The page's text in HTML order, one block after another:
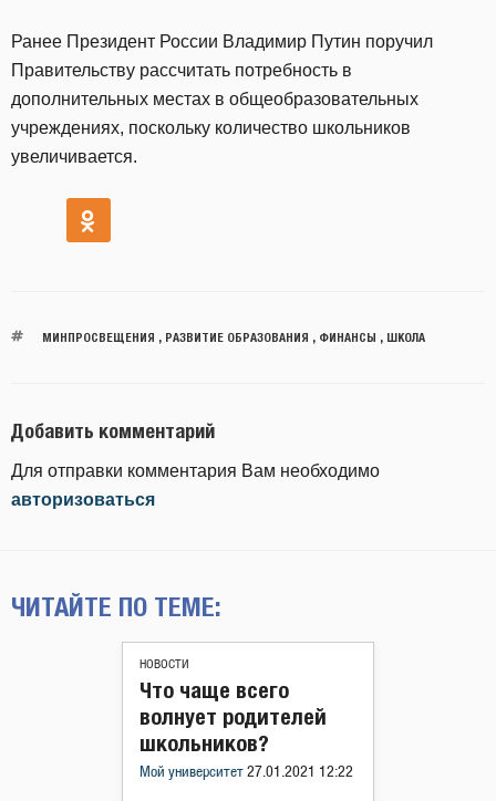
Ранее Президент России Владимир Путин поручил
Правительству рассчитать потребность в
дополнительных местах в общеобразовательных
учреждениях, поскольку количество школьников
увеличивается.
МИНПРОСВЕЩЕНИЯ РАЗВИТИЕ ОБРАЗОВАНИЯ ФИНАНСЫ ШКОЛА
Добавить комментарий
Для отправки комментария Вам необходимо
авторизоваться
ЧИТАЙТЕ ПО ТЕМЕ:
НОВОСТИ
Что чаще всего
волнует родителей
школьников?
Мой университет 27.01.2021 12:22